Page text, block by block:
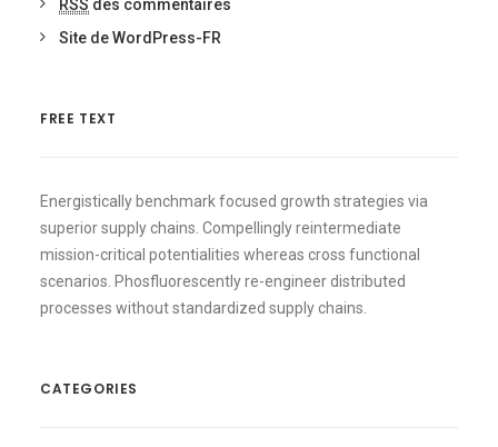
RSS des commentaires
Site de WordPress-FR
FREE TEXT
Energistically benchmark focused growth strategies via
superior supply chains. Compellingly reintermediate
mission-critical potentialities whereas cross functional
scenarios. Phosfluorescently re-engineer distributed
processes without standardized supply chains.
CATEGORIES